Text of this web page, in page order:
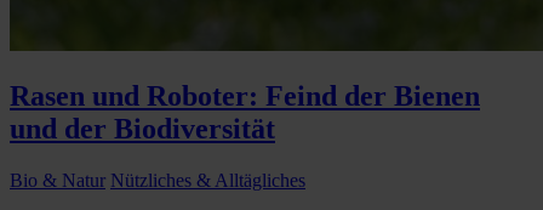
Rasen und Roboter: Feind der Bienen
und der Biodiversität
Bio & Natur Nützliches & Alltägliches